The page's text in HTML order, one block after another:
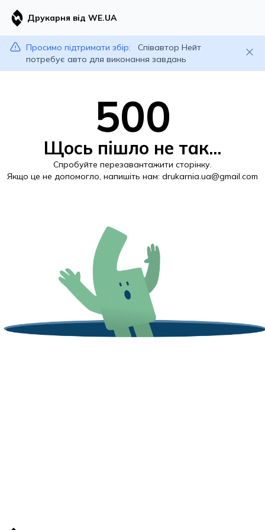
Друкарня від WE.UA
Просимо підтримати збір:
Співавтор Нейт
потребує авто для виконання завдань
500
Щось пішло не так...
Спробуйте перезавантажити сторінку.
Якщо це не допомогло, напишіть нам: drukarnia.ua@gmail.com